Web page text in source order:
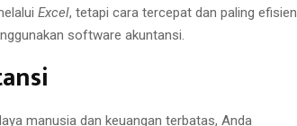
Excel, tetapi cara tercepat dan paling efisien
software akuntansi.
manusia dan keuangan terbatas, Anda